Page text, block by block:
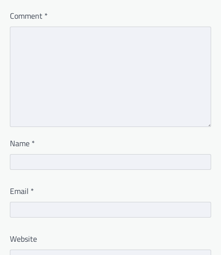
Comment *
Name *
Email *
Website